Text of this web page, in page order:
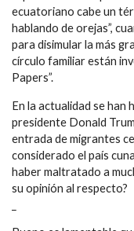
ecuatoriano cabe un
hablando de orejas”,
para disimular la más
círculo familiar están
Papers”.
En la actualidad se han
presidente Donald
entrada de migrantes
considerado el país
haber maltratado a
su opinión al respecto?